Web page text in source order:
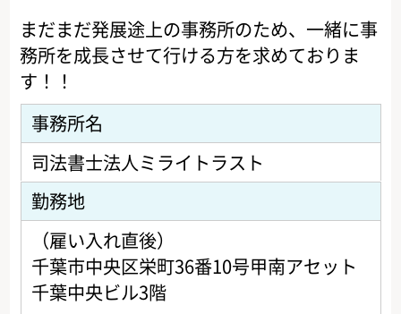
まだまだ発展途上の事務所のため、一緒に事
務所を成長させて行ける方を求めておりま
す！！
事務所名
司法書士法人ミライトラスト
勤務地
（雇い入れ直後）
千葉市中央区栄町36番10号甲南アセット
千葉中央ビル3階